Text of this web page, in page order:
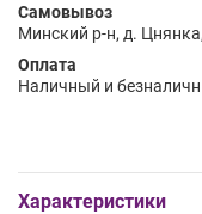
Самовывоз
Минский р-н, д.
Оплата
Наличный и
Характеристики